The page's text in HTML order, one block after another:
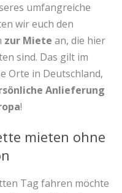
umfangreiche
wir euch den
zur Miete an, die hier
sind. Das gilt im
Orte in Deutschland,
Anlieferung
!
mieten ohne
Tag fahren möchte